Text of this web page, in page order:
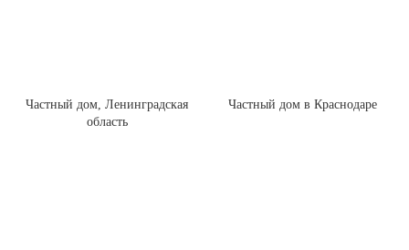
Частный дом, Ленинградская
область
Частный дом в Краснодаре